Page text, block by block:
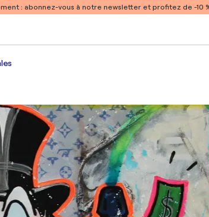
: abonnez-vous à notre newsletter et profitez de -10